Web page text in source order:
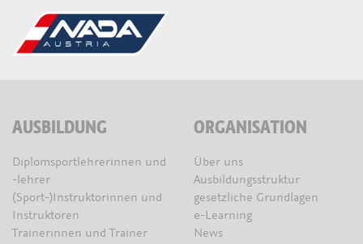
AUSBILDUNG
Diplomsportlehrerinnen und
-lehrer
(Sport-)Instruktorinnen und
Instruktoren
Trainerinnen und Trainer
ORGANISATION
Über uns
Ausbildungsstruktur
gesetzliche Grundlagen
e-Learning
News